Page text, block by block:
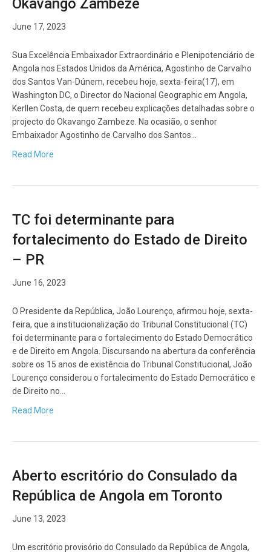
Okavango Zambeze
June 17, 2023
Sua Excelência Embaixador Extraordinário e Plenipotenciário de
Angola nos Estados Unidos da América, Agostinho de Carvalho
dos Santos Van-Dúnem, recebeu hoje, sexta-feira(17), em
Washington DC, o Director do Nacional Geographic em Angola,
Kerllen Costa, de quem recebeu explicações detalhadas sobre o
projecto do Okavango Zambeze. Na ocasião, o senhor
Embaixador Agostinho de Carvalho dos Santos…
Read More
TC foi determinante para
fortalecimento do Estado de Direito
– PR
June 16, 2023
O Presidente da República, João Lourenço, afirmou hoje, sexta-
feira, que a institucionalização do Tribunal Constitucional (TC)
foi determinante para o fortalecimento do Estado Democrático
e de Direito em Angola. Discursando na abertura da conferência
sobre os 15 anos de existência do Tribunal Constitucional, João
Lourenço considerou o fortalecimento do Estado Democrático e
de Direito no…
Read More
Aberto escritório do Consulado da
República de Angola em Toronto
June 13, 2023
Um escritório provisório do Consulado da República de Angola,